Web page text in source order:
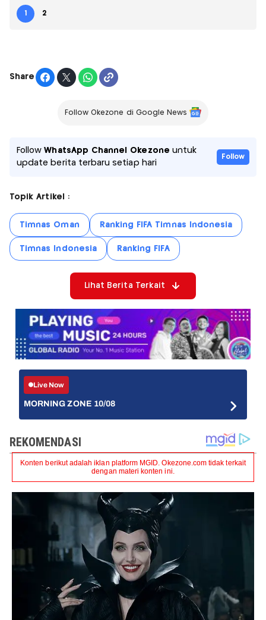
1 2
Share
Follow Okezone di Google News
FollowWhatsApp Channel Okezone untuk
update berita terbaru setiap hari
Follow
Topik Artikel :
Timnas Oman Ranking FIFA Timnas Indonesia
Timnas Indonesia Ranking FIFA
Lihat Berita Terkait
Live Now
MORNING ZONE 10/08